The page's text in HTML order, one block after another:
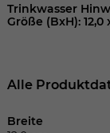
Trinkwasser
Größe (BxH): 12,0
Alle
Breite
Laufzeit